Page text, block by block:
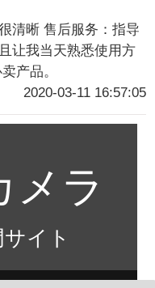
清晰 售后服务：指导
让我当天熟悉使用方
产品。
2020-03-11 16:57:05
メラ
イト